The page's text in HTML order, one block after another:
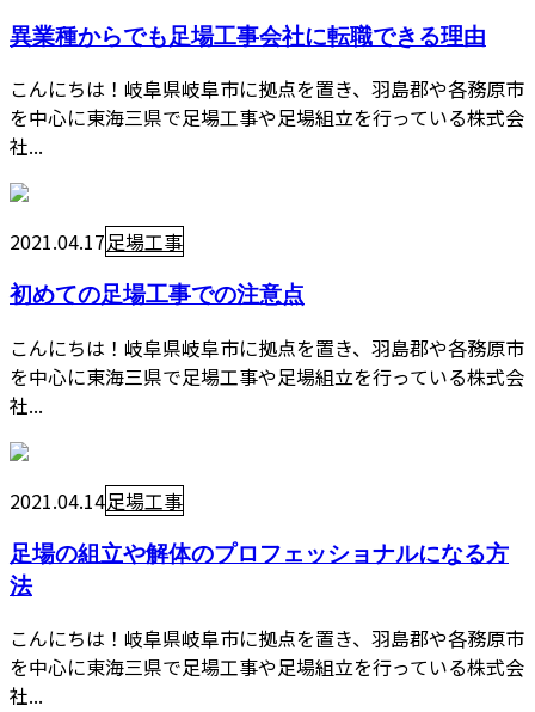
異業種からでも足場工事会社に転職できる理由
こんにちは！岐阜県岐阜市に拠点を置き、羽島郡や各務原市
を中心に東海三県で足場工事や足場組立を行っている株式会
社...
2021.04.17足場工事
初めての足場工事での注意点
こんにちは！岐阜県岐阜市に拠点を置き、羽島郡や各務原市
を中心に東海三県で足場工事や足場組立を行っている株式会
社...
2021.04.14足場工事
足場の組立や解体のプロフェッショナルになる方
法
こんにちは！岐阜県岐阜市に拠点を置き、羽島郡や各務原市
を中心に東海三県で足場工事や足場組立を行っている株式会
社...